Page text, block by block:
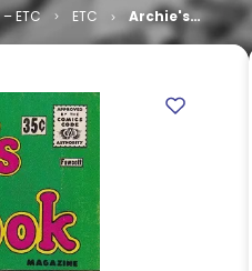
ETC ETC
Archie's
Joke Book